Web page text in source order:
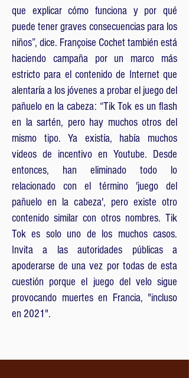
que explicar cómo funciona y por qué
puede tener graves consecuencias para los
niños”, dice. Françoise Cochet también está
haciendo campaña por un marco más
estricto para el contenido de Internet que
alentaría a los jóvenes a probar el juego del
pañuelo en la cabeza: “Tik Tok es un flash
en la sartén, pero hay muchos otros del
mismo tipo. Ya existía, había muchos
videos de incentivo en Youtube. Desde
entonces, han eliminado todo lo
relacionado con el término 'juego del
pañuelo en la cabeza', pero existe otro
contenido similar con otros nombres. Tik
Tok es solo uno de los muchos casos.
Invita a las autoridades públicas a
apoderarse de una vez por todas de esta
cuestión porque el juego del velo sigue
provocando muertes en Francia, "incluso
en 2021".